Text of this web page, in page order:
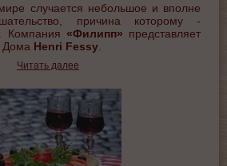
случается небольшое и вполне
причина которому -
Компания «Филипп» представляет
Дома Henri Fessy
Читать далее